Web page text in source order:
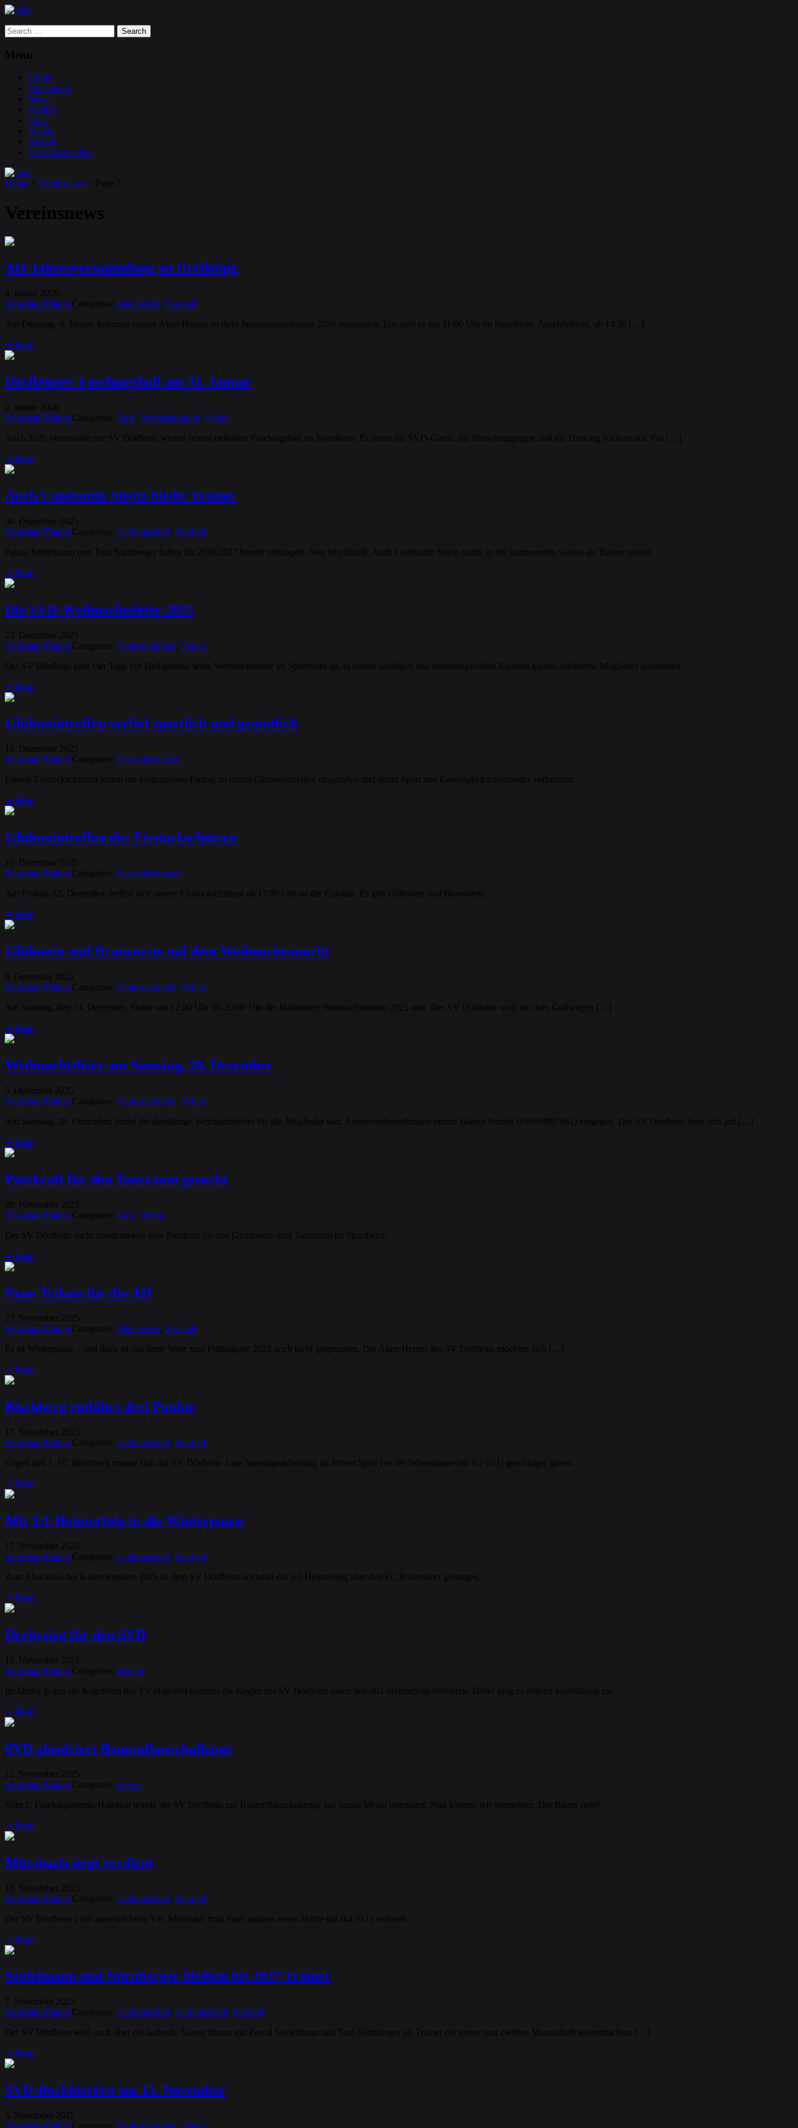
Search
for:
Menu
Home
Der Verein
News
Fußball
Tanz
Tennis
Kegeln
Eisstockschießen
Home Vereinsnews Page 3
Vereinsnews
AH-Jahresversammlung an Dreikönig
4 Januar
2026
Sebastian Pflaum Categories: Alte Herren Fussball
Am Dienstag, 6. Januar, kommen unsere Alten Herren zu ihrer Jahresversammlung 2026 zusammen. Los geht es um 11:00 Uhr im Sportheim. Anschließend, ab 14:30 […]
➞ Read
Dörfleinser Faschingsball am 31. Januar
Januar
2026
Sebastian Pflaum Categories: Tanz Veranstaltungen Verein
Auch 2026 veranstaltet der SV Dörfleins wieder seinen beliebten Faschingsball im Sportheim. Es treten die SVD-Garde, die Showtanzgruppe und die Dancing Kickers auf. Für […]
➞ Read
Auch Constantin Stretz bleibt Trainer
30 Dezember
2025
Sebastian Pflaum Categories: 3. Mannschaft Fussball
Pascal Seidelmann und Toni Nürnberger haben für 2026/2027 bereits verlängert. Nun ist offiziell: Auch Constantin Stretz macht in der kommenden Saison als Trainer weiter.
➞ Read
Die SVD-Weihnachtsfeier 2025
23 Dezember
2025
Sebastian Pflaum Categories: Veranstaltungen Verein
Der SV Dörfleins hielt vier Tage vor Heiligabend seine Weihnachtsfeier im Sportheim ab. In einem würdigen und stimmungsvollen Rahmen kamen zahlreiche Mitglieder zusammen.
➞ Read
Glühweintreffen verlief sportlich und gemütlich
16 Dezember
2025
Sebastian Pflaum Categories: Eisstockschützen
Unsere Eisstockschützen hatten am vergangenen Freitag zu einem Glühweintreffen eingeladen und damit Sport und Geselligkeit miteinander verbunden.
➞ Read
Glühweintreffen der Eisstockschützen
10 Dezember
2025
Sebastian Pflaum Categories: Eisstockschützen
Am Freitag, 12. Dezember, treffen sich unsere Eisstockschützen ab 17:00 Uhr an der Eisbahn. Es gibt Glühwein und Bratwürste.
➞ Read
Glühwein und Bratwürste auf dem Weihnachtsmarkt
8 Dezember
2025
Sebastian Pflaum Categories: Veranstaltungen Verein
Am Sonntag, den 14. Dezember, findet von 12:00 Uhr bis 20:00 Uhr der Hallstadter Weihnachtsmarkt 2025 statt. Der SV Dörfleins wird mit dem Grillwagen […]
➞ Read
Weihnachtsfeier am Samstag, 20. Dezember
5 Dezember
2025
Sebastian Pflaum Categories: Veranstaltungen Verein
Am Samstag, 20. Dezember, findet die diesjährige Weihnachtsfeier für alle Mitglieder statt. Essensvorbestellungen nimmt Bianca Porzelt (0160/8997661) entgegen. Der SV Dörfleins freut sich auf […]
➞ Read
Putzkraft für den Tanzraum gesucht
28 November
2025
Sebastian Pflaum Categories: Tanz Verein
Der SV Dörfleins sucht stundenweise eine Putzkraft für den Gymnastik- und Tanzraum im Sportheim.
➞ Read
Neue Trikots für die AH
27 November 2025
Sebastian Pflaum Categories: Alte Herren Fussball
Es ist Winterpause – und doch ist das letzte Wort zum Fußballjahr 2025 noch nicht gesprochen. Die Alten Herren des SV Dörfleins möchten sich […]
➞ Read
Bischberg entführt drei Punkte
17 November
2025
Sebastian Pflaum Categories: 2. Mannschaft Fussball
Gegen den 1. FC Bischberg musste sich der SV Dörfleins 2 am Samstagnachmittag im letzten Spiel vor der Winterpause mit 0:2 (0:1) geschlagen geben.
➞ Read
Mit 3:1-Heimerfolg in die Winterpause
17 November
2025
Sebastian Pflaum Categories: 1. Mannschaft Fussball
Zum Abschluss des Kalenderjahres 2025 ist dem SV Dörfleins nochmal ein 3:1-Heimerfolg über den FC Röbersdorf gelungen.
➞ Read
Derbysieg für den SVD
13 November
2025
Sebastian Pflaum Categories: Kegeln
Im Derby gegen die Kegelbum des TV Hallstadt konnten die Kegler des SV Dörfleins einen 900:861-Heimerfolg einfahren. Dabei ging es äußerst hochklassig zu.
➞ Read
SVD absolviert Baumpflanzchallenge
November
2025
Sebastian Pflaum Categories: Verein
Vom 1. Faschingsverein Hallstadt wurde der SV Dörfleins zur Baumpflanzchallenge auf Social Media nominiert. Nun können wir vermelden: Der Baum steht!
➞ Read
Mürsbach siegt verdient
10 November
2025
Sebastian Pflaum Categories: 2. Mannschaft Fussball
Der SV Dörfleins 2 hat auswärts beim VfL Mürsbach trotz einer starken ersten Hälfte mit 0:4 (0:1) verloren.
➞ Read
Seidelmann und Nürnberger bleiben bis 2027 Trainer
7 November
2025
Sebastian Pflaum Categories: 1. Mannschaft 2. Mannschaft Fussball
Der SV Dörfleins wird auch über die laufende Saison hinaus mit Pascal Seidelmann und Toni Nürnberger als Trainer der ersten und zweiten Mannschaft weitermachen. […]
➞ Read
SVD-Bockbierfest am 15. November
5 November
2025